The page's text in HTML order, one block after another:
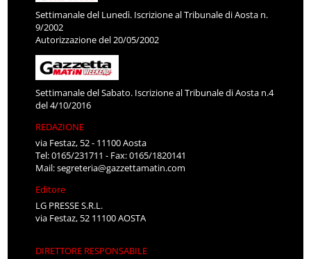
Settimanale del Lunedì. Iscrizione al Tribunale di Aosta n.
9/2002
Autorizzazione del 20/05/2002
Settimanale del Sabato. Iscrizione al Tribunale di Aosta n.4
del 4/10/2016
REDAZIONE
via Festaz, 52 - 11100 Aosta
Tel: 0165/231711 - Fax: 0165/1820141
Mail:segreteria@gazzettamatin.com
Editore
LG PRESSE S.R.L.
via Festaz, 52 11100 AOSTA
DIRETTORE RESPONSABILE